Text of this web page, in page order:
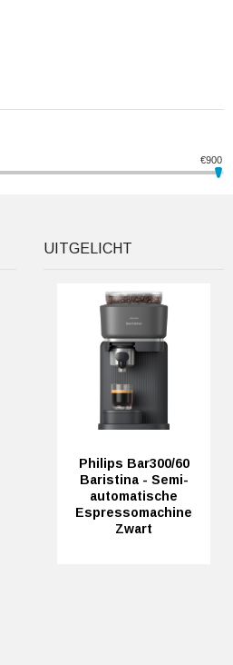
€900
UITGELICHT
Philips Bar300/60
Baristina - Semi-
automatische
Espressomachine
Zwart